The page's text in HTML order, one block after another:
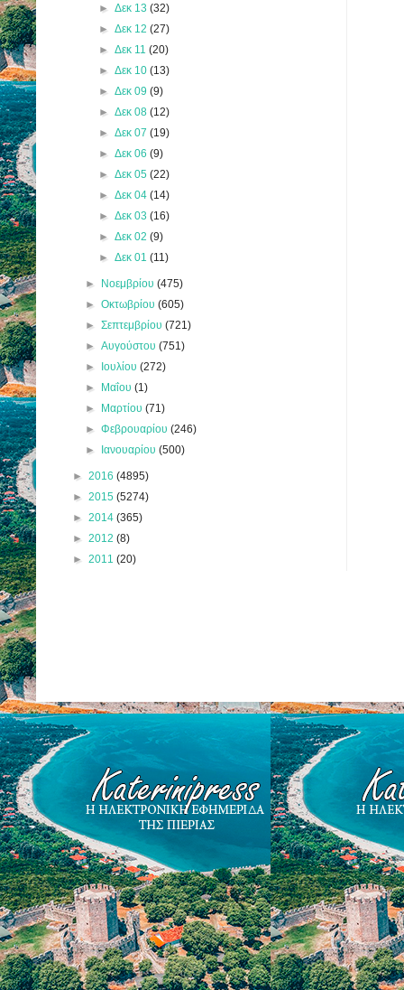
► Δεκ 13 (32)
► Δεκ 12 (27)
► Δεκ 11 (20)
► Δεκ 10 (13)
► Δεκ 09 (9)
► Δεκ 08 (12)
► Δεκ 07 (19)
► Δεκ 06 (9)
► Δεκ 05 (22)
► Δεκ 04 (14)
► Δεκ 03 (16)
► Δεκ 02 (9)
► Δεκ 01 (11)
► Νοεμβρίου(475)
►Οκτωβρίου(605)
►Σεπτεμβρίου(721)
►Αυγούστου(751)
► Ιουλίου(272)
► Μαΐου(1)
► Μαρτίου(71)
►Φεβρουαρίου(246)
► Ιανουαρίου(500)
► 2016 (4895)
► 2015 (5274)
► 2014 (365)
► 2012 (8)
► 2011 (20)